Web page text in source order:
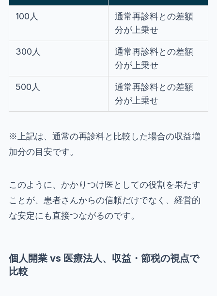
100人
通常再診料との差額
分が上乗せ
300人
通常再診料との差額
分が上乗せ
500人
通常再診料との差額
分が上乗せ
※上記は、通常の再診料と比較した場合の収益増
加分の目安です。
このように、かかりつけ医としての役割を果たす
ことが、患者さんからの信頼だけでなく、経営的
な安定にも直接つながるのです。
個人開業 vs 医療法人、収益・節税の視点で
比較